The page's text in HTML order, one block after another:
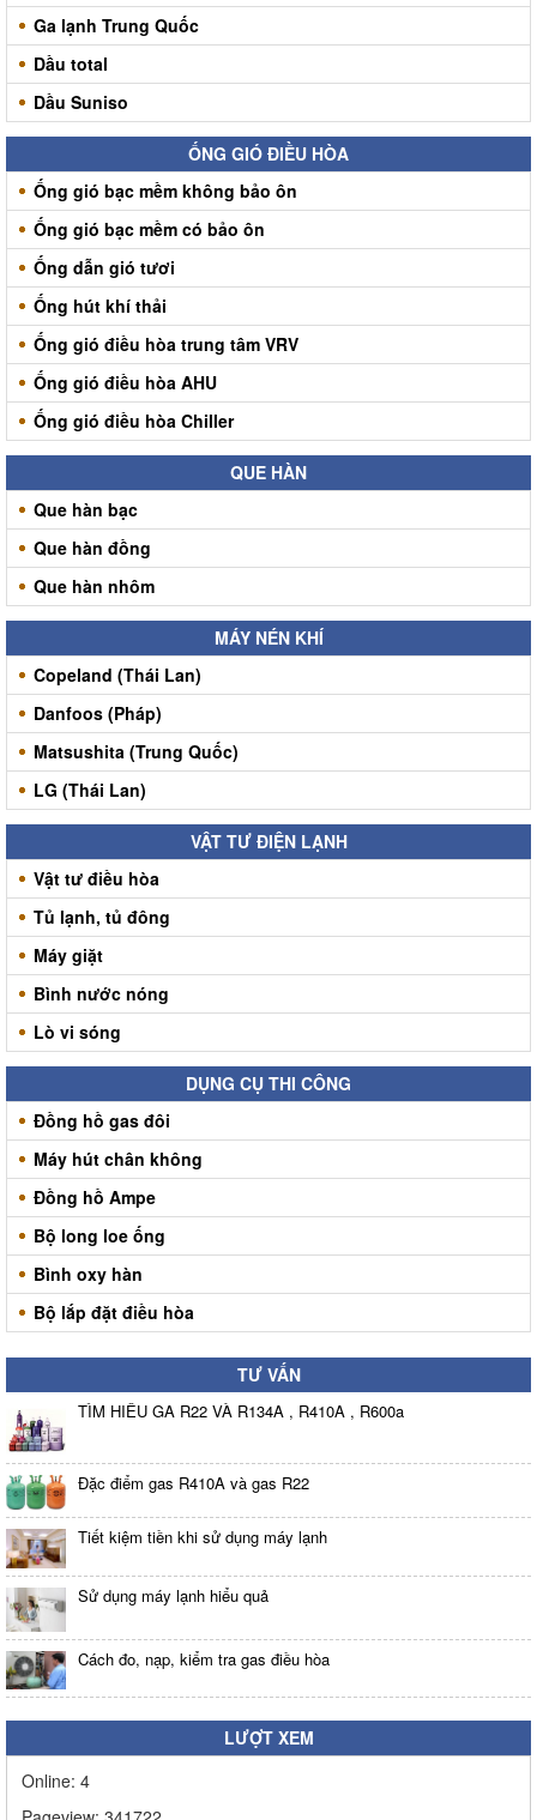
Ga lạnh Trung Quốc
Dầu total
Dầu Suniso
ỐNG GIÓ ĐIỀU HÒA
Ống gió bạc mềm không bảo ôn
Ống gió bạc mềm có bảo ôn
Ống dẫn gió tươi
Ống hút khí thải
Ống gió điều hòa trung tâm VRV
Ống gió điều hòa AHU
Ống gió điều hòa Chiller
QUE HÀN
Que hàn bạc
Que hàn đồng
Que hàn nhôm
MÁY NÉN KHÍ
Copeland (Thái Lan)
Danfoos (Pháp)
Matsushita (Trung Quốc)
LG (Thái Lan)
VẬT TƯ ĐIỆN LẠNH
Vật tư điều hòa
Tủ lạnh, tủ đông
Máy giặt
Bình nước nóng
Lò vi sóng
DỤNG CỤ THI CÔNG
Đồng hồ gas đôi
Máy hút chân không
Đồng hồ Ampe
Bộ long loe ống
Bình oxy hàn
Bộ lắp đặt điều hòa
TƯ VẤN
TÌM HIỂU GA R22 VÀ R134A , R410A , R600a
Đặc điểm gas R410A và gas R22
Tiết kiệm tiền khi sử dụng máy lạnh
Sử dụng máy lạnh hiểu quả
Cách đo, nạp, kiểm tra gas điều hòa
LƯỢT XEM
Online: 4